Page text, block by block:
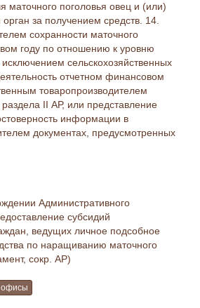
маточного поголовья овец и (или)
за получением средств. 14.
сохранности маточного
году по отношению к уровню
сельскохозяйственных
отчетном финансовом
товаропроизводителем
II АР, или представление
информации в
документах, предусмотренных
Административного
субсидий
ведущих личное подсобное
по наращиванию маточного
сокр. АР)
офисы